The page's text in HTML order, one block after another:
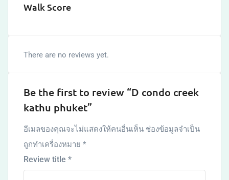
Walk Score
There are no reviews yet.
Be the first to review “D condo creek
kathu phuket”
อีเมลของคุณจะไม่แสดงให้คนอื่นเห็น ช่องข้อมูลจำเป็น
ถูกทำเครื่องหมาย *
Review title *